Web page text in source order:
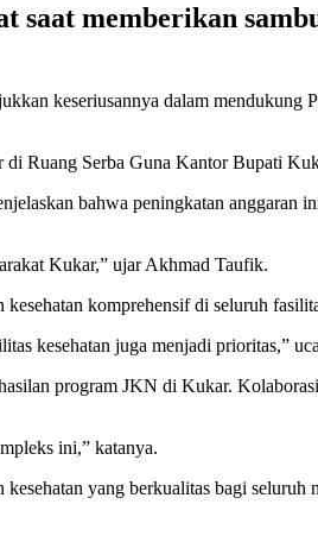
saat memberikan
keseriusannya dalam
Ruang Serba Guna Kantor Bupati
bahwa peningkatan anggaran
Kukar,” ujar Akhmad Taufik.
komprehensif di seluruh
kesehatan juga menjadi prioritas,”
program JKN di Kukar.
ini,” katanya.
yang berkualitas bagi seluruh